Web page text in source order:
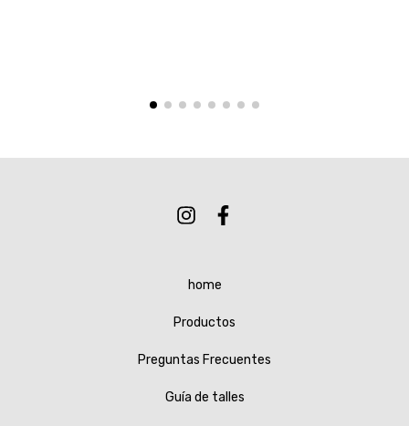
home
Productos
Preguntas Frecuentes
Guía de talles